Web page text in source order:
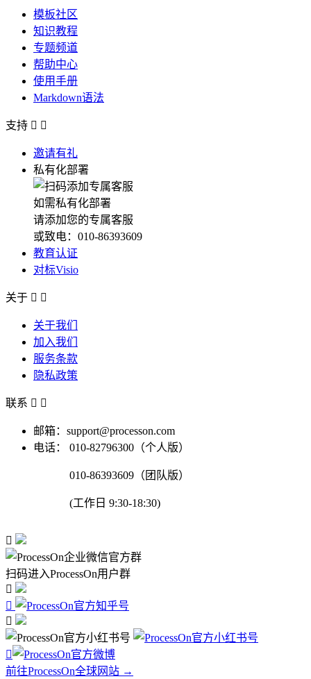
模板社区
知识教程
专题频道
帮助中心
使用手册
Markdown语法
支持  
邀请有礼
私有化部署
如需私有化部署
请添加您的专属客服
或致电：010-86393609
教育认证
对标Visio
关于  
关于我们
加入我们
服务条款
隐私政策
联系  
邮箱：support@processon.com
电话：
010-82796300（个人版）
010-86393609（团队版）
(工作日 9:30-18:30)

扫码进入ProcessOn用户群




前往ProcessOn全球网站 →